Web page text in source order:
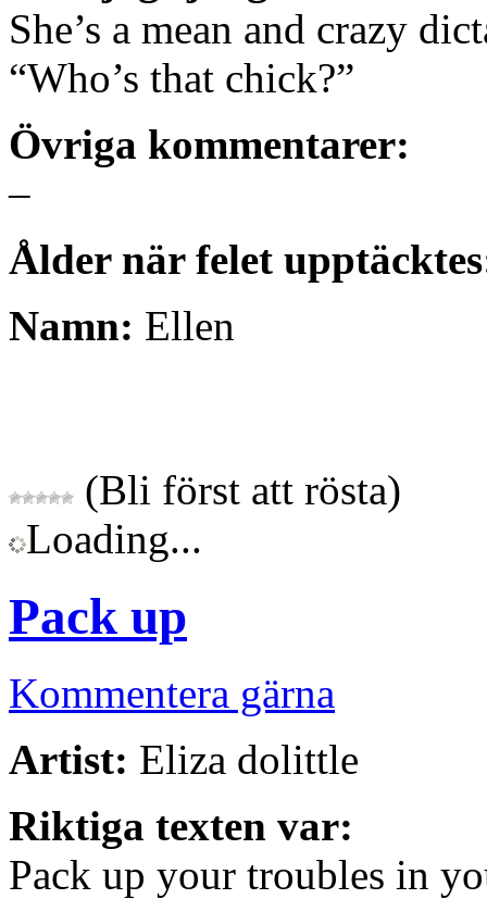
She’s a mean and crazy
“Who’s that chick?”
Övriga kommentarer:
–
Ålder när felet
Namn: Ellen
(Bli först att rösta)
Loading...
Pack up
Kommentera gärna
Artist: Eliza dolittle
Riktiga texten var:
Pack up your troubles in